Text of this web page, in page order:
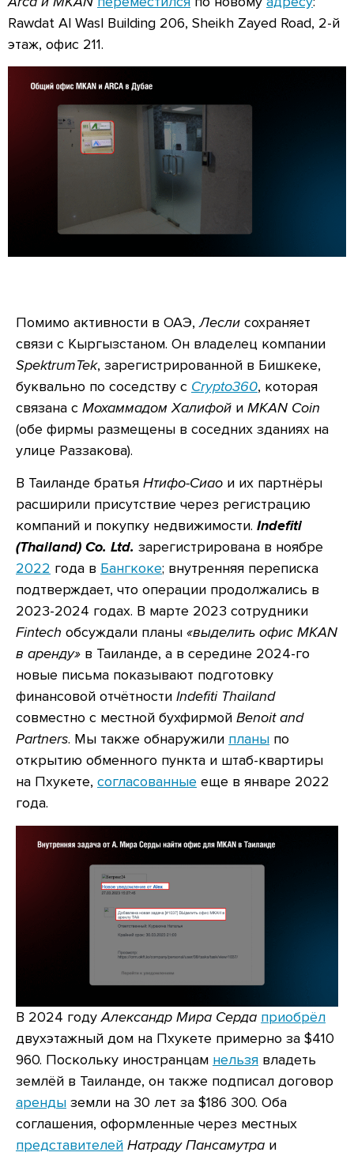
Rawdat Al Wasl Building 206, Sheikh Zayed Road, 2-й
этаж, офис 211.
Помимо активности в ОАЭ,Лесли сохраняет
связи с Кыргызстаном. Он владелец компании
SpektrumTek, зарегистрированной в Бишкеке,
буквально по соседству с Crypto360, которая
связана с Мохаммадом Халифой и MKAN Coin
(обе фирмы размещены в соседних зданиях на
улице Раззакова).
В Таиланде братья Нтифо-Сиао и их партнёры
расширили присутствие через регистрацию
компаний и покупку недвижимости. Indefiti
(Thailand) Co. Ltd. зарегистрирована в ноябре
2022 года в Бангкоке; внутренняя переписка
подтверждает, что операции продолжались в
2023-2024 годах. В марте 2023 сотрудники
Fintech обсуждали планы «выделить офис MKAN
в аренду» в Таиланде, а в середине 2024-го
новые письма показывают подготовку
финансовой отчётности Indefiti Thailand
совместно с местной бухфирмой Benoit and
Partners. Мы также обнаружили планы по
открытию обменного пункта и штаб-квартиры
на Пхукете, согласованные еще в январе 2022
года.
В 2024 годуАлександр Мира Серда приобрёл
двухэтажный дом на Пхукете примерно за $410
960. Поскольку иностранцам нельзя владеть
землёй в Таиланде, он также подписал договор
аренды земли на 30 лет за $186 300. Оба
соглашения, оформленные через местных
представителей Натраду Пансамутра и